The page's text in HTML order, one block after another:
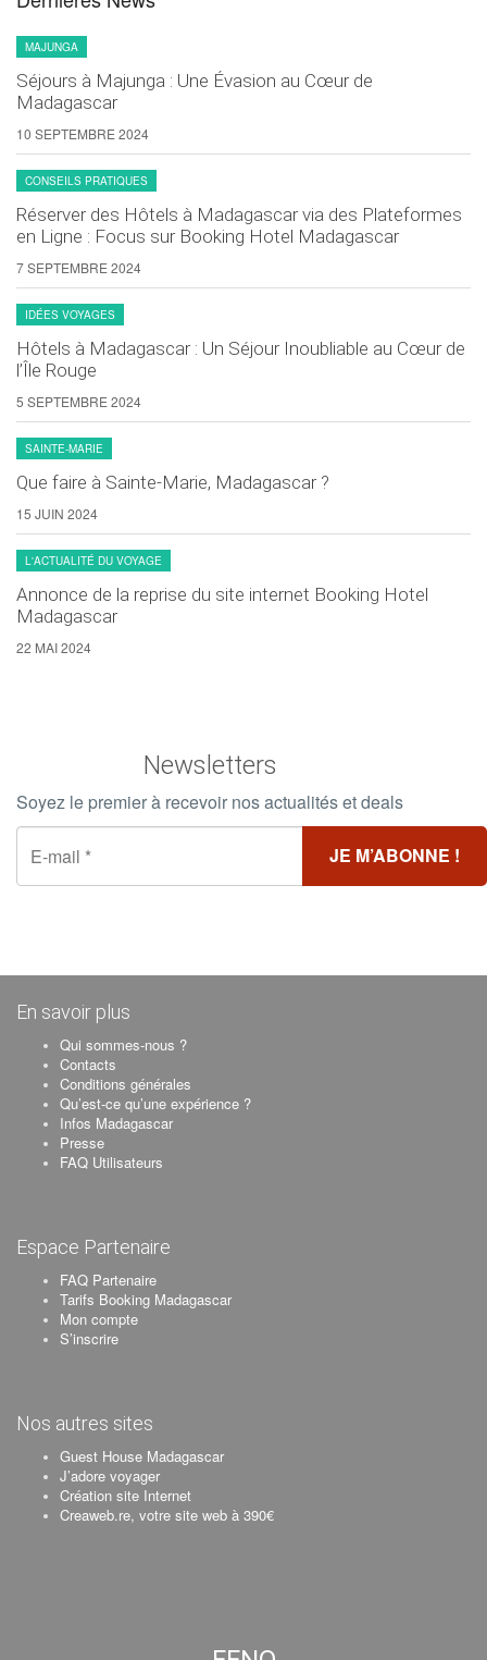
MAJUNGA
Séjours à Majunga : Une Évasion au Cœur de
Madagascar
10 SEPTEMBRE 2024
CONSEILS PRATIQUES
Réserver des Hôtels à Madagascar via des Plateformes
en Ligne : Focus sur Booking Hotel Madagascar
7 SEPTEMBRE 2024
IDÉES VOYAGES
Hôtels à Madagascar : Un Séjour Inoubliable au Cœur de
l’Île Rouge
5 SEPTEMBRE 2024
SAINTE-MARIE
Que faire à Sainte-Marie, Madagascar ?
15 JUIN 2024
L'ACTUALITÉ DU VOYAGE
Annonce de la reprise du site internet Booking Hotel
Madagascar
22 MAI 2024
Newsletters
Soyez le premier à recevoir nos actualités et deals
En savoir plus
Qui sommes-nous ?
Contacts
Conditions générales
Qu’est-ce qu’une expérience ?
Infos Madagascar
Presse
FAQ Utilisateurs
Espace Partenaire
FAQ Partenaire
Tarifs Booking Madagascar
Mon compte
S’inscrire
Nos autres sites
Guest House Madagascar
J’adore voyager
Création site Internet
Creaweb.re, votre site web à 390€